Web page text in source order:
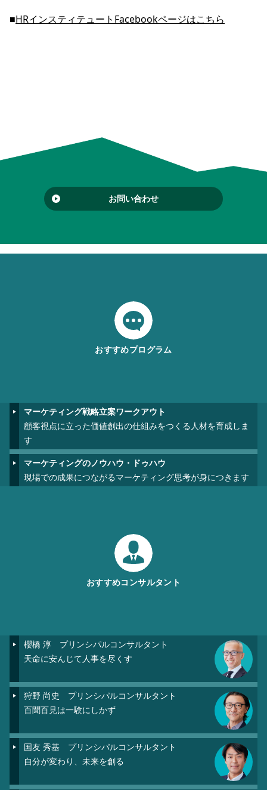
■HRインスティテュートFacebookページはこちら
お問い合わせ
おすすめプログラム
マーケティング戦略立案ワークアウト
顧客視点に立った価値創出の仕組みをつくる人材を育成しま
す
マーケティングのノウハウ・ドゥハウ
現場での成果につながるマーケティング思考が身につきます
おすすめコンサルタント
櫻橋 淳
プリンシパルコンサルタント
天命に安んじて人事を尽くす
狩野 尚史
プリンシパルコンサルタント
百聞百見は一験にしかず
国友 秀基
プリンシパルコンサルタント
自分が変わり、未来を創る